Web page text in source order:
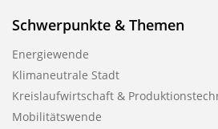
Schwerpunkte & Themen
Energiewende
Klimaneutrale Stadt
Kreislaufwirtschaft &
Mobilitätswende